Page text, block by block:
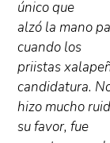
único que
alzó la mano
cuando los
priistas
candidatura.
hizo mucho
su favor, fue